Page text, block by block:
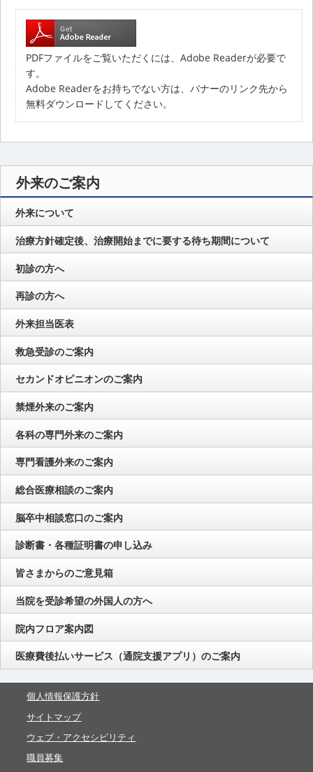
PDFファイルをご覧いただくには、Adobe Readerが必要で
す。
Adobe Readerをお持ちでない方は、バナーのリンク先から
無料ダウンロードしてください。
外来のご案内
外来について
治療方針確定後、治療開始までに要する待ち期間について
初診の方へ
再診の方へ
外来担当医表
救急受診のご案内
セカンドオピニオンのご案内
禁煙外来のご案内
各科の専門外来のご案内
専門看護外来のご案内
総合医療相談のご案内
脳卒中相談窓口のご案内
診断書・各種証明書の申し込み
皆さまからのご意見箱
当院を受診希望の外国人の方へ
院内フロア案内図
医療費後払いサービス（通院支援アプリ）のご案内
個人情報保護方針
サイトマップ
ウェブ・アクセシビリティ
職員募集